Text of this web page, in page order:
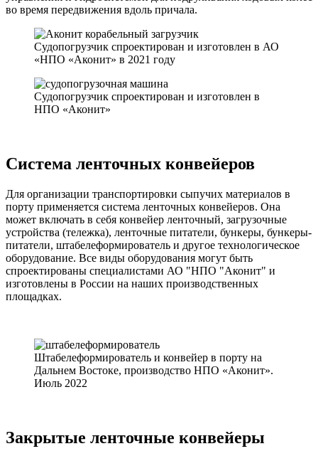
во время передвижения вдоль причала.
Судопогрузчик спроектирован и изготовлен в АО
«НПО «Аконит» в 2021 году
Судопогрузчик спроектирован и изготовлен в
НПО «Аконит»
Система ленточных конвейеров
Для организации транспортировки сыпучих материалов в
порту применяется система ленточных конвейеров. Она
может включать в себя конвейер ленточный, загрузочные
устройства (тележка), ленточные питатели, бункеры, бункеры-
питатели, штабелеформирователь и другое технологическое
оборудование. Все виды оборудования могут быть
спроектированы специалистами АО "НПО "Аконит" и
изготовлены в России на наших производственных
площадках.
Штабелеформирователь и конвейер в порту на
Дальнем Востоке, производство НПО «Аконит».
Июль 2022
Закрытые ленточные конвейеры